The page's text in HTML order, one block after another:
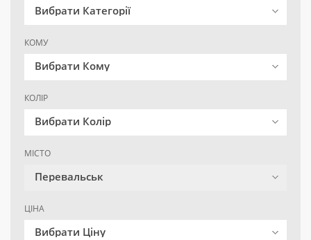
Вибрати Категорії
КОМУ
Вибрати Кому
КОЛІР
Вибрати Колір
МІСТО
Перевальськ
ЦІНА
Вибрати Ціну